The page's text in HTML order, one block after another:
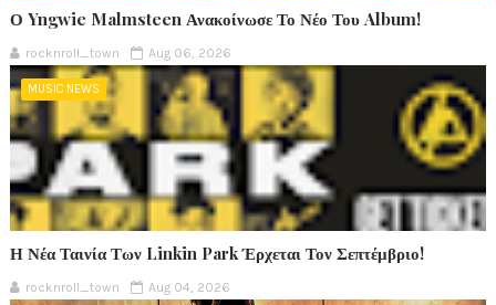
Ο Yngwie Malmsteen Ανακοίνωσε Το Νέο Του Album!
rocknroll_town Aug 06, 2026
MUSIC NEWS
Η Νέα Ταινία Των Linkin Park Έρχεται Τον Σεπτέμβριο!
rocknroll_town Aug 04, 2026